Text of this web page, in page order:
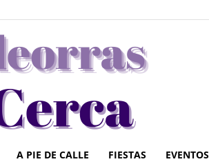
A PIE DE CALLE FIESTAS EVENTOS